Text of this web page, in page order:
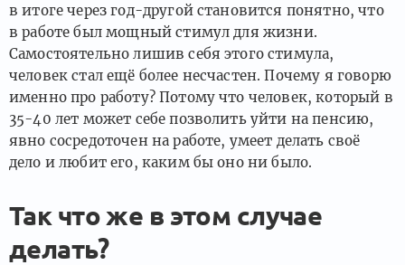
в итоге через год-другой становится понятно, что
в работе был мощный стимул для жизни.
Самостоятельно лишив себя этого стимула,
человек стал ещё более несчастен. Почему я говорю
именно про работу? Потому что человек, который в
35-40 лет может себе позволить уйти на пенсию,
явно сосредоточен на работе, умеет делать своё
дело и любит его, каким бы оно ни было.
Так что же в этом случае
делать?